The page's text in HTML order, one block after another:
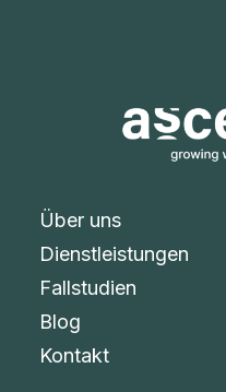
Über uns
Dienstleistungen
Fallstudien
Blog
Kontakt